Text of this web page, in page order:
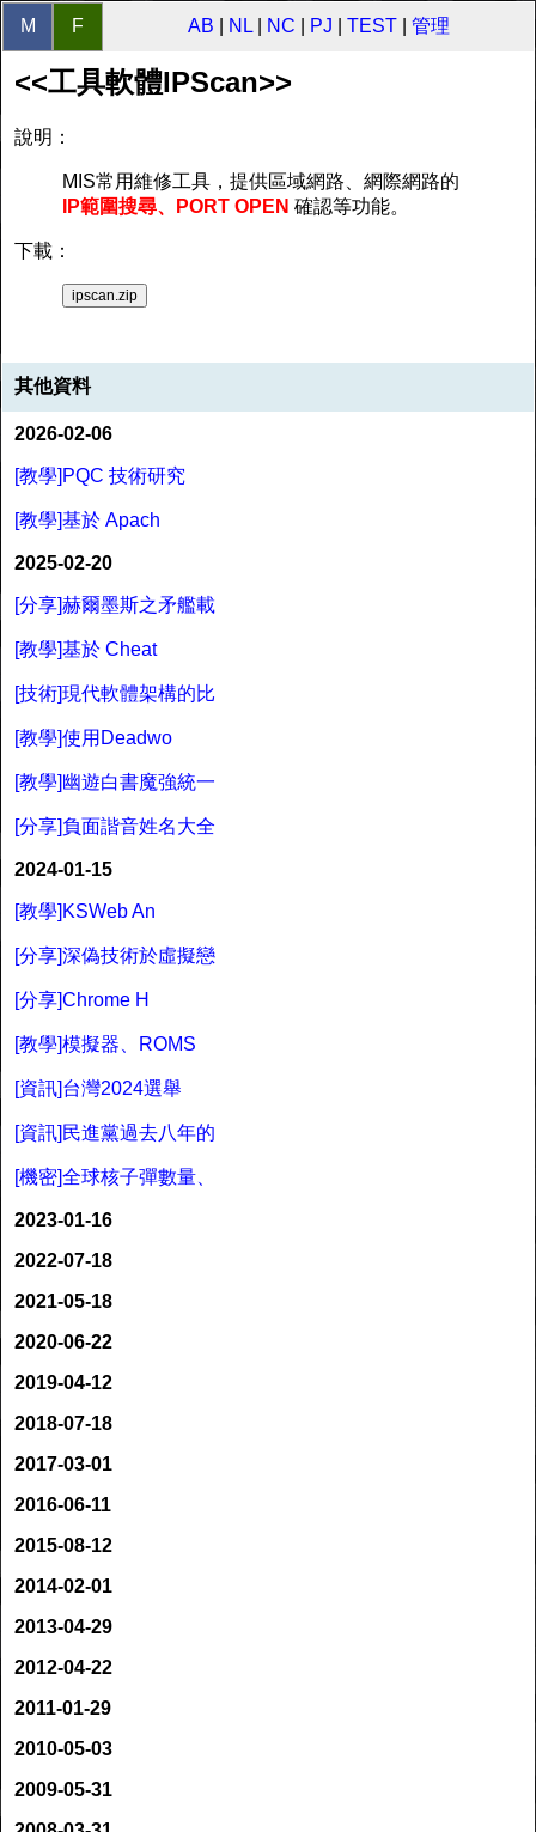
M F AB NL| NC PJ TEST 管理
<<工具軟體IPScan>>
說明：
MIS常用維修工具，提供區域網路、網際網路的
IP範圍搜尋、PORT OPEN 確認等功能。
下載：
ipscan.zip
其他資料
2026-02-06
[教學]PQC 技術研究
[教學]基於 Apach
2025-02-20
[分享]赫爾墨斯之矛艦載
[教學]基於 Cheat
[技術]現代軟體架構的比
[教學]使用Deadwo
[教學]幽遊白書魔強統一
[分享]負面諧音姓名大全
2024-01-15
[教學]KSWeb An
[分享]深偽技術於虛擬戀
[分享]Chrome H
[教學]模擬器、ROMS
[資訊]台灣2024選舉
[資訊]民進黨過去八年的
[機密]全球核子彈數量、
2023-01-16
2022-07-18
2021-05-18
2020-06-22
2019-04-12
2018-07-18
2017-03-01
2016-06-11
2015-08-12
2014-02-01
2013-04-29
2012-04-22
2011-01-29
2010-05-03
2009-05-31